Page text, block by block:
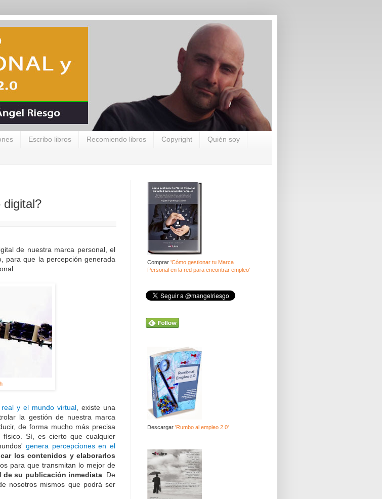
Escribo libros Recomiendo libros Copyright Quién soy
digital?
de nuestra marca personal, el
para que la percepción generada
y el mundo virtual , existe una
la gestión de nuestra marca
de forma mucho más precisa
Sí, es cierto que cualquier
genera percepciones en el
los contenidos y elaborarlos
para que transmitan lo mejor de
de su publicación inmediata. De
nosotros mismos que podrá ser
Comprar 'Cómo gestionar tu Marca
Personal en la red para encontrar empleo'
Descargar 'Rumbo al empleo 2.0'